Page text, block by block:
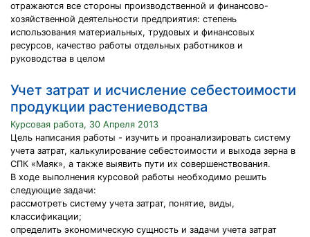
отражаются все стороны производственной и финансово-
хозяйственной деятельности предприятия: степень
использования материальных, трудовых и финансовых
ресурсов, качество работы отдельных работников и
руководства в целом
Учет затрат и исчисление себестоимости
продукции растениеводства
Курсовая работа, 30 Апреля 2013
Цель написания работы - изучить и проанализировать систему
учета затрат, калькулирование себестоимости и выхода зерна в
СПК «Маяк», а также выявить пути их совершенствования.
В ходе выполнения курсовой работы необходимо решить
следующие задачи:
рассмотреть систему учета затрат, понятие, виды,
классификации;
определить экономическую сущность и задачи учета затрат